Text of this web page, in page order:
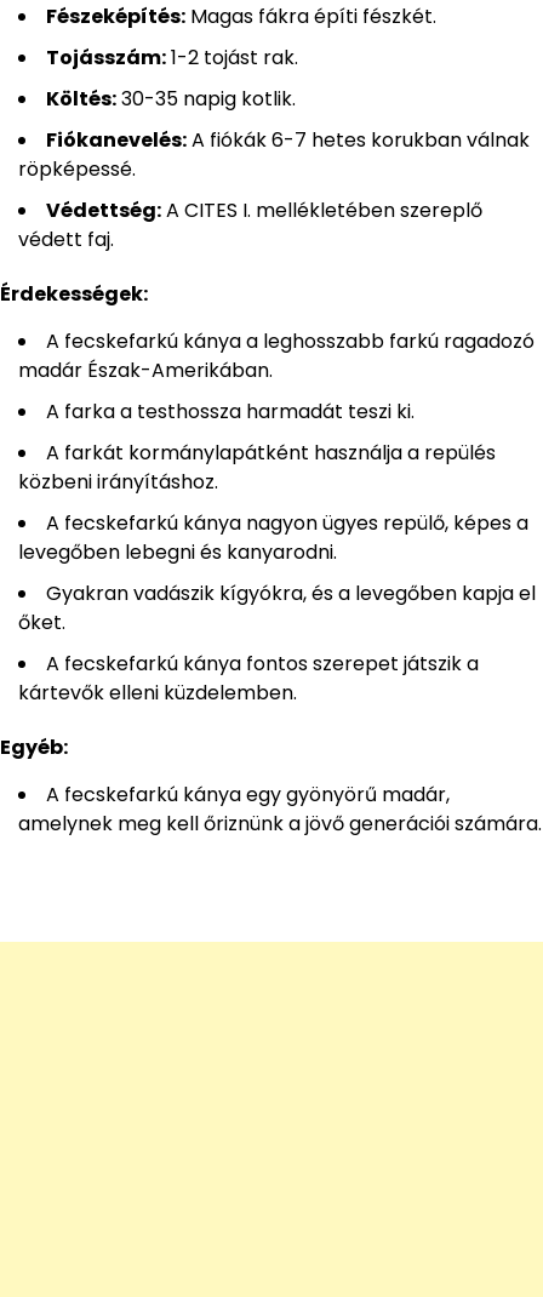
Fészeképítés: Magas fákra építi fészkét.
Tojásszám:1-2 tojást rak.
Költés:30-35 napig kotlik.
Fiókanevelés:A fiókák 6-7 hetes korukban válnak
röpképessé.
Védettség:A CITES I. mellékletében szereplő
védett faj.
Érdekességek:
A fecskefarkú kánya a leghosszabb farkú ragadozó
madár Észak-Amerikában.
A farka a testhossza harmadát teszi ki.
A farkát kormánylapátként használja a repülés
közbeni irányításhoz.
A fecskefarkú kánya nagyon ügyes repülő, képes a
levegőben lebegni és kanyarodni.
Gyakran vadászik kígyókra, és a levegőben kapja el
őket.
A fecskefarkú kánya fontos szerepet játszik a
kártevők elleni küzdelemben.
Egyéb:
A fecskefarkú kánya egy gyönyörű madár,
amelynek meg kell őriznünk a jövő generációi számára.